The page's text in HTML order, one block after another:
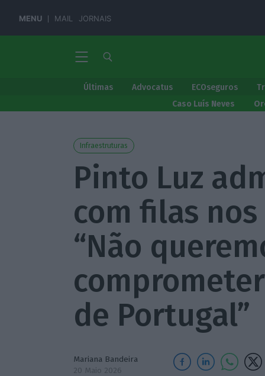
MENU MAIL JORNAIS
Últimas Advocatus ECOseguros
Caso Luís Neves
Infraestruturas
Pinto Luz
com filas
“Não
de Portugal”
Mariana Bandeira
20 Maio 2026